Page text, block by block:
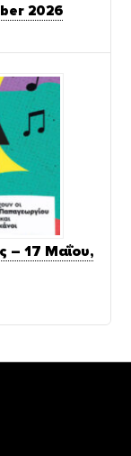
2026
– 17 Μαΐου,